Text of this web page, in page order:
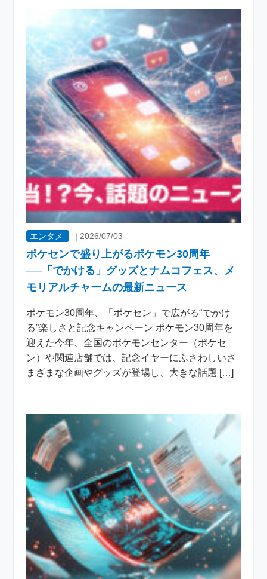
エンタメ |2026/07/03
ポケセンで盛り上がるポケモン30周年
──「でかける」グッズとナムコフェス、メ
モリアルチャームの最新ニュース
ポケモン30周年、「ポケセン」で広がる“でかけ
る”楽しさと記念キャンペーン ポケモン30周年を
迎えた今年、全国のポケモンセンター（ポケセ
ン）や関連店舗では、記念イヤーにふさわしいさ
まざまな企画やグッズが登場し、大きな話題 […]